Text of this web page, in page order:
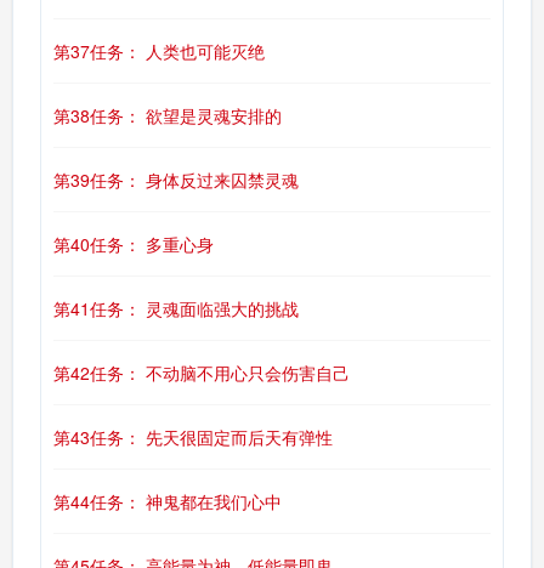
第37任务： 人类也可能灭绝
第38任务： 欲望是灵魂安排的
第39任务： 身体反过来囚禁灵魂
第40任务： 多重心身
第41任务： 灵魂面临强大的挑战
第42任务： 不动脑不用心只会伤害自己
第43任务： 先天很固定而后天有弹性
第44任务： 神鬼都在我们心中